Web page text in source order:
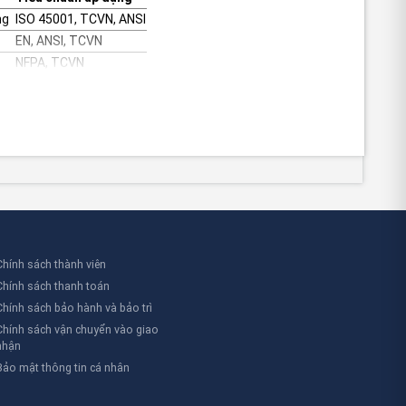
ISO 45001, TCVN, ANSI
EN, ANSI, TCVN
NFPA, TCVN
ví dụ cụ thể:
cháy nổ. Ví dụ, tại các nhà máy của Samsung tại Bắc
sách thành viên
sách thanh toán
sách bảo hành và bảo trì
sách vận chuyển vào giao
mật thông tin cá nhân